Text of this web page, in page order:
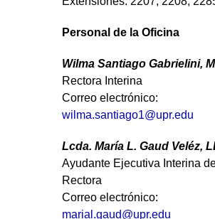
Personal de la Oficina
Wilma Santiago Gabrielini,
Rectora Interina
Correo electrónico:
wilma.santiago1@upr.edu
Lcda. María L. Gaud Veléz,
Ayudante Ejecutiva Interina
Rectora
Correo electrónico:
marial.gaud@upr.edu